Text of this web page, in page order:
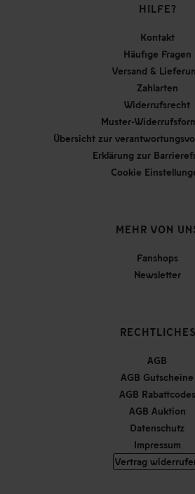
HILFE?
Kontakt
Häufige Fragen
Versand &
Zahlarten
Widerrufsrecht
Muster-
Übersicht zur
Erklärung zur
Cookie
MEHR VON
Fanshops
Newsletter
RECHTLICHES
AGB
AGB Gutscheine
AGB Rabattcodes
AGB Auktion
Datenschutz
Impressum
Vertrag